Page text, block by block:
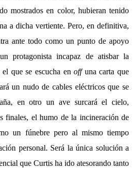
mostrados en color, hubieran tenido
a dicha vertiente. Pero, en definitiva,
ante todo como un punto de apoyo
protagonista incapaz de atisbar la
que se escucha enoffuna carta que
un nudo de cables eléctricos que se
en otro un ave surcará el cielo,
finales, el humo de la incineración de
un fúnebre pero al mismo tiempo
personal. Será la única solución a
que Curtis ha ido atesorando tanto